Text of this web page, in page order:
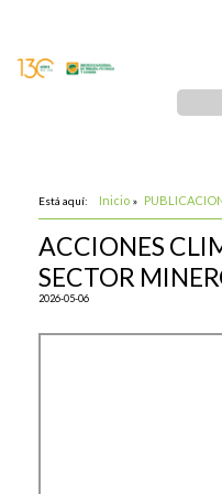
Está aquí: Inicio »
ACCIONES
SECTOR
2026-05-06